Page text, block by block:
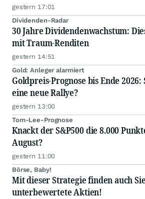
gestern 17:01
Dividenden-Radar
30 Jahre Dividendenwachstum:
mit Traum-Renditen
gestern 14:51
Gold: Anleger alarmiert
Goldpreis-Prognose bis Ende
eine neue Rallye?
gestern 13:00
Tom-Lee-Prognose
Knackt der S&P500 die 8.000
August?
gestern 11:00
Börse, Baby!
Mit dieser Strategie finden auch
unterbewertete Aktien!